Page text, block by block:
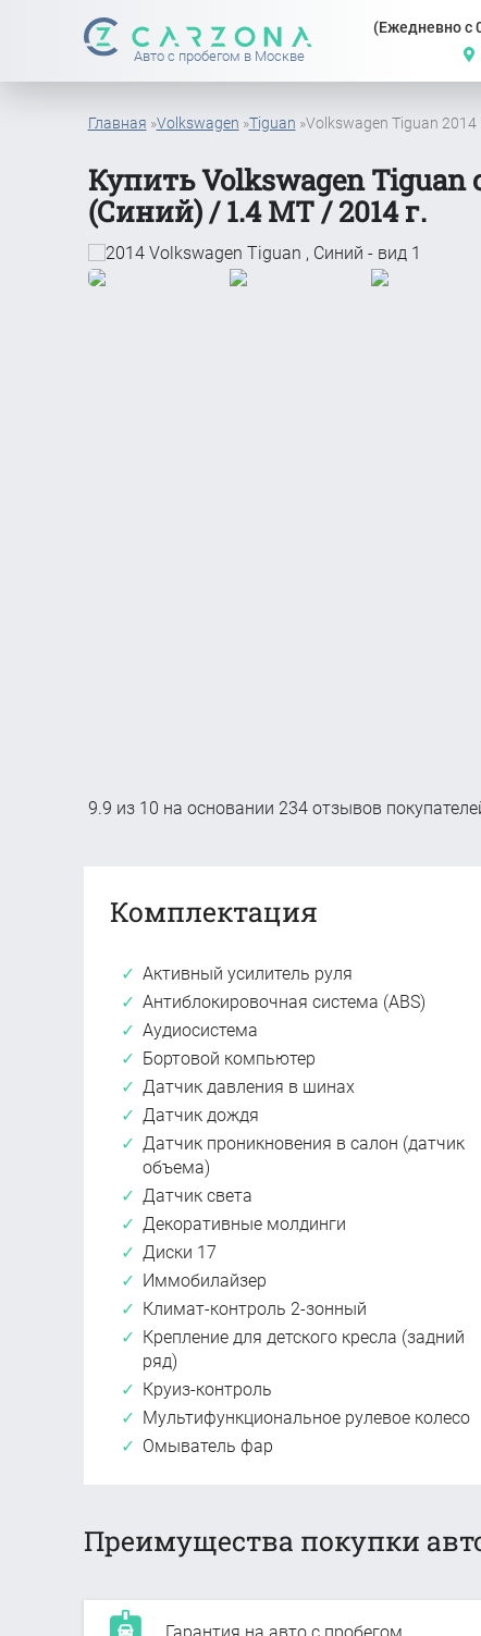
Авто с пробегом в Москве
(Ежедневно с
Главная »Volkswagen »Tiguan »Volkswagen Tiguan 2014
Купить Volkswagen Tiguan
(Синий) / 1.4 MT / 2014 г.
9.9 из 10 на основании 234отзывов
Комплектация
Активный усилитель руля
Антиблокировочная система (ABS)
Аудиосистема
Бортовой компьютер
Датчик давления в шинах
Датчик дождя
Датчик проникновения в салон (датчик
объема)
Датчик света
Декоративные молдинги
Диски 17
Иммобилайзер
Климат-контроль 2-зонный
Крепление для детского кресла (задний
ряд)
Круиз-контроль
Мультифункциональное рулевое колесо
Омыватель фар
Преимущества покупки
Гарантия на авто с пробегом